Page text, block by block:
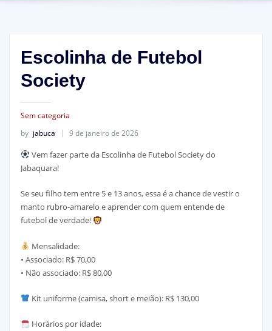
Escolinha de Futebol
Society
Sem categoria
by jabuca 9 de janeiro de 2026
Vem fazer parte da Escolinha de Futebol Society do
Jabaquara!
Se seu filho tem entre 5 e 13 anos, essa é a chance de vestir o
manto rubro-amarelo e aprender com quem entende de
futebol de verdade!
Mensalidade:
• Associado: R$ 70,00
• Não associado: R$ 80,00
Kit uniforme (camisa, short e meião): R$ 130,00
Horários por idade: